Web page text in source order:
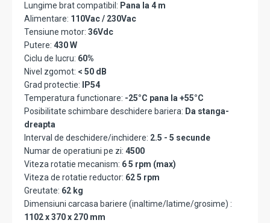
Lungime brat compatibil: Pana la 4 m
Alimentare: 110Vac / 230Vac
Tensiune motor: 36Vdc
Putere: 430 W
Ciclu de lucru: 60%
Nivel zgomot: < 50 dB
Grad protectie:
IP54
Temperatura functionare: -25°C pana la +55°C
Posibilitate schimbare deschidere bariera: Da stanga-
dreapta
Interval de deschidere/inchidere: 2.5 - 5 secunde
Numar de operatiuni pe zi: 4500
Viteza rotatie mecanism: 6 5 rpm (max)
Viteza de rotatie reductor: 62 5 rpm
Greutate: 62 kg
Dimensiuni carcasa bariere (inaltime/latime/grosime) :
1102 x 370 x 270 mm